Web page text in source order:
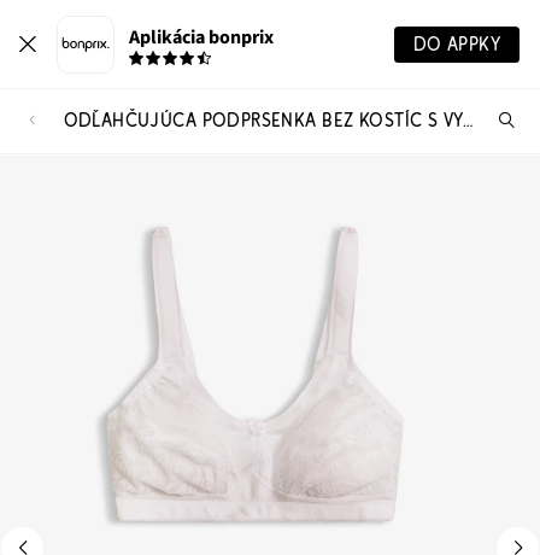
Aplikácia bonprix DO APPKY
ODĽAHČUJÚCA PODPRSENKA BEZ KOSTÍC S VYSTUŽENÝMI RAMIENKAMI (2 KS)